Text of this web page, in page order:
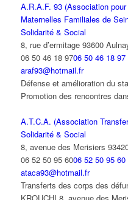
A.R.A.F. 93 (Association
Maternelles Familiales de
Solidarité & Social
8, rue d’ermitage 93600
06 50 46 18 9706 50 46 18 97
araf93@hotmail.fr
Défense et amélioration du
Promotion des rencontres
A.T.C.A. (Association
Solidarité & Social
8, avenue des Merisiers
06 52 50 95 6006 52 50 95 60
ataca93@hotmail.fr
Transferts des corps des